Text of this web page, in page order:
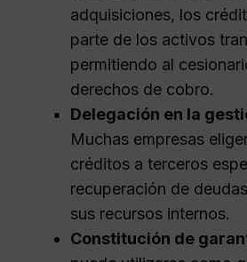
adquisiciones, los
parte de los activos
permitiendo al
derechos de cobro.
Delegación en la
Muchas empresas
créditos a terceros
recuperación de
sus recursos internos.
Constitución de